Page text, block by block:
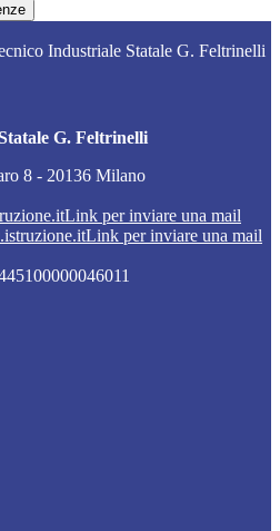
Industriale Statale G. Feltrinelli
G. Feltrinelli
8 - 20136 Milano
Link per inviare una mail
Link per inviare una mail